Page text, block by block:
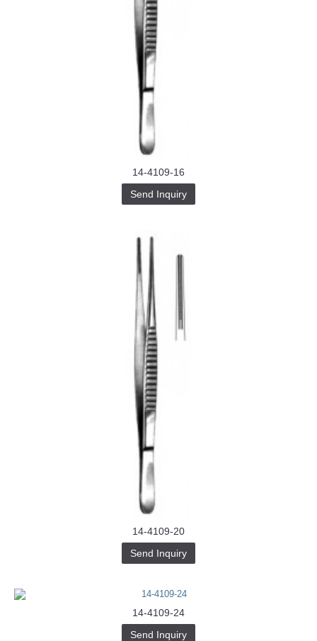
14-4109-16
Send Inquiry
14-4109-20
Send Inquiry
14-4109-24
Send Inquiry